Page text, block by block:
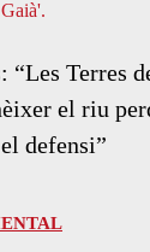
“Les Terres
el riu
defensi”